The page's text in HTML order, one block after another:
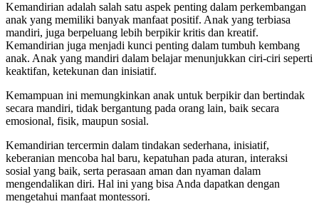
Kemandirian adalah salah satu aspek penting dalam perkembangan
anak yang memiliki banyak manfaat positif. Anak yang terbiasa
mandiri, juga berpeluang lebih berpikir kritis dan kreatif.
Kemandirian juga menjadi kunci penting dalam tumbuh kembang
anak. Anak yang mandiri dalam belajar menunjukkan ciri-ciri seperti
keaktifan, ketekunan dan inisiatif.
Kemampuan ini memungkinkan anak untuk berpikir dan bertindak
secara mandiri, tidak bergantung pada orang lain, baik secara
emosional, fisik, maupun sosial.
Kemandirian tercermin dalam tindakan sederhana, inisiatif,
keberanian mencoba hal baru, kepatuhan pada aturan, interaksi
sosial yang baik, serta perasaan aman dan nyaman dalam
mengendalikan diri. Hal ini yang bisa Anda dapatkan dengan
mengetahui manfaat montessori.